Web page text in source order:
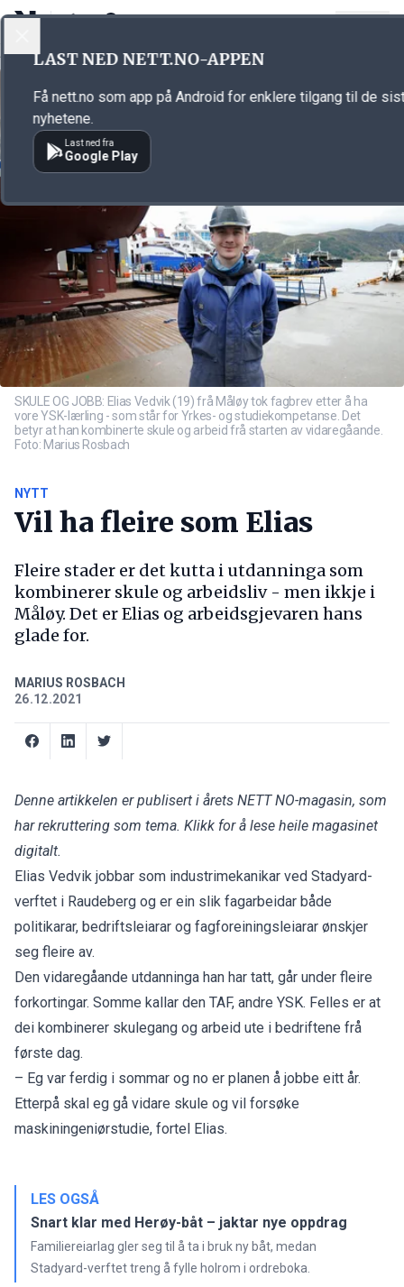
Annonsørinnhold
SKULE OG JOBB: Elias Vedvik (19) frå Måløy tok fagbrev etter å ha
vore YSK-lærling - som står for Yrkes- og studiekompetanse. Det
betyr at han kombinerte skule og arbeid frå starten av vidaregåande.
Foto: Marius Rosbach
NYTT
Vil ha fleire som Elias
Fleire stader er det kutta i utdanninga som
kombinerer skule og arbeidsliv - men ikkje i
Måløy. Det er Elias og arbeidsgjevaren hans
glade for.
MARIUS ROSBACH
26.12.2021
Denne artikkelen er publisert i årets NETT NO-magasin, som
har rekruttering som tema. Klikk for å lese heile magasinet
digitalt.
Elias Vedvik jobbar som industrimekanikar ved Stadyard-
verftet i Raudeberg og er ein slik fagarbeidar både
politikarar, bedriftsleiarar og fagforeiningsleiarar ønskjer
seg fleire av.
Den vidaregåande utdanninga han har tatt, går under fleire
forkortingar. Somme kallar den TAF, andre YSK. Felles er at
dei kombinerer skulegang og arbeid ute i bedriftene frå
første dag.
– Eg var ferdig i sommar og no er planen å jobbe eitt år.
Etterpå skal eg gå vidare skule og vil forsøke
maskiningeniørstudie, fortel Elias.
LES OGSÅ
Snart klar med Herøy-båt – jaktar nye oppdrag
Familiereiarlag gler seg til å ta i bruk ny båt, medan
Stadyard-verftet treng å fylle holrom i ordreboka.
LAST NED NETT.NO-APPEN
Få nett.no som app på Android for enklere tilgang til de
nyhetene.
Last ned fra
Google Play